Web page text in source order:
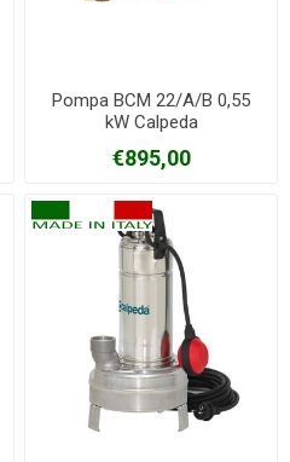
Pompa BCM 22/A/B 0,55
kW Calpeda
€895,00